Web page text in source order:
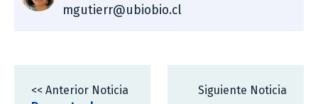
mgutierr@ubiobio.cl
<< Anterior Noticia
Siguiente Noticia